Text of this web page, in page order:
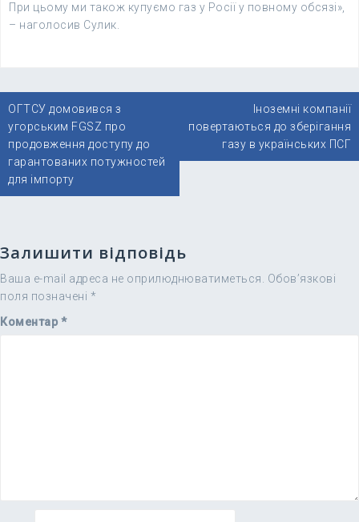
При цьому ми також купуємо газ у Росії у повному обсязі»,
– наголосив Сулик.
Навігація
записів
ОГТСУ домовився з
угорським FGSZ про
продовження доступу до
гарантованих потужностей
для імпорту
Іноземні компанії
повертаються до зберігання
газу в українських ПСГ
Залишити відповідь
Ваша e-mail адреса не оприлюднюватиметься.
Обов’язкові
поля позначені *
Коментар *